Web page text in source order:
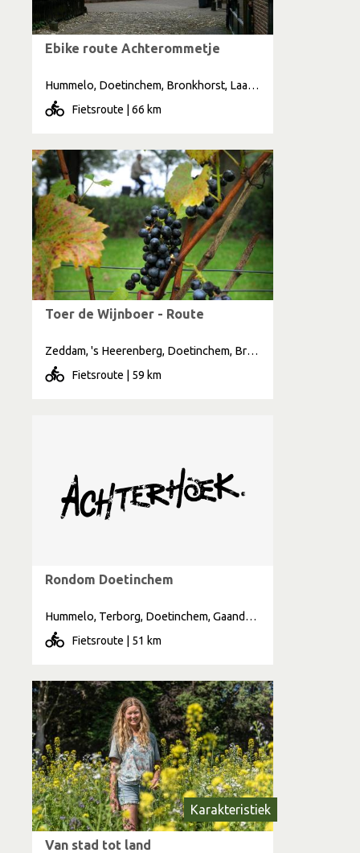
Ebike route Achterommetje
Hummelo, Doetinchem, Bronkhorst, Laag Keppel
Fietsroute | 66 km
Toer de Wijnboer - Route
Zeddam, 's Heerenberg, Doetinchem, Braamt, Stokkum, Netterden
Fietsroute | 59 km
Rondom Doetinchem
Hummelo, Terborg, Doetinchem, Gaanderen, Laag Keppel, Wehl
Fietsroute | 51 km
Karakteristiek
Van stad tot land